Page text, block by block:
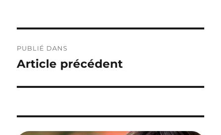
l’article
PUBLIÉ DANS
Article précédent